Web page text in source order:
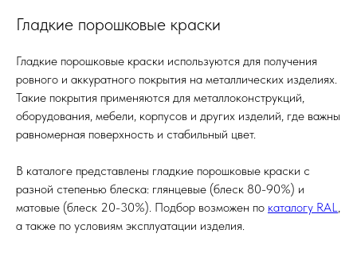
Гладкие порошковые краски
Гладкие порошковые краски используются для получения
ровного и аккуратного покрытия на металлических изделиях.
Такие покрытия применяются для металлоконструкций,
оборудования, мебели, корпусов и других изделий, где важны
равномерная поверхность и стабильный цвет.
В каталоге представлены гладкие порошковые краски с
разной степенью блеска: глянцевые (блеск 80-90%) и
матовые (блеск 20-30%). Подбор возможен по каталогу RAL,
а также по условиям эксплуатации изделия.